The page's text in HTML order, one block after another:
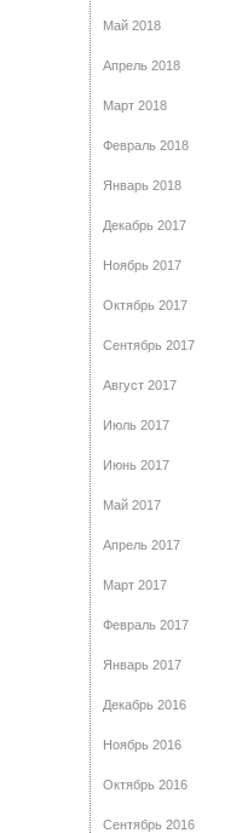
Май 2018
Апрель 2018
Март 2018
Февраль 2018
Январь 2018
Декабрь 2017
Ноябрь 2017
Октябрь 2017
Сентябрь 2017
Август 2017
Июль 2017
Июнь 2017
Май 2017
Апрель 2017
Март 2017
Февраль 2017
Январь 2017
Декабрь 2016
Ноябрь 2016
Октябрь 2016
Сентябрь 2016